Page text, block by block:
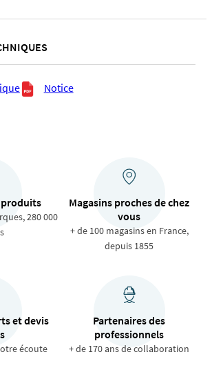
Notice
produits
280 000
Magasins proches de chez
vous
+ de 100 magasins en France,
depuis 1855
et devis
écoute
Partenaires des
professionnels
+ de 170 ans de collaboration